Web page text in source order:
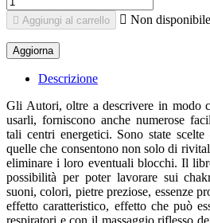
 Aggiungi al carrello  Non disponibile
Descrizione
Gli Autori, oltre a descrivere in modo
usarli, forniscono anche numerose
tali centri energetici. Sono state
quelle che consentono non solo di
eliminare i loro eventuali blocchi. Il
possibilità per poter lavorare sui
suoni, colori, pietre preziose, essenze
effetto caratteristico, effetto che può